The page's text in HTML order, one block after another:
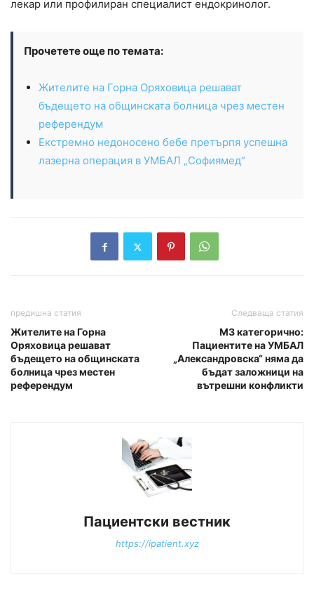
лекар или профилиран специалист ендокринолог.
Прочетете още по темата:
Жителите на Горна Оряховица решават
бъдещето на общинската болница чрез местен
референдум
Екстремно недоносено бебе претърпя успешна
лазерна операция в УМБАЛ „Софиямед“
предишна статия
Жителите на Горна
Оряховица решават
бъдещето на общинската
болница чрез местен
референдум
Следваща статия
МЗ категорично:
Пациентите на УМБАЛ
„Александровска“ няма да
бъдат заложници на
вътрешни конфликти
Пациентски вестник
https://ipatient.xyz